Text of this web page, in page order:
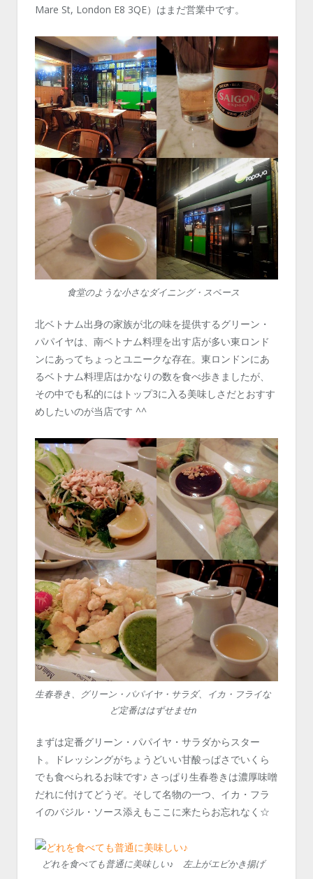
Mare St, London E8 3QE）はまだ営業中です。
食堂のような小さなダイニング・スペース
北ベトナム出身の家族が北の味を提供するグリーン・
パパイヤは、南ベトナム料理を出す店が多い東ロンド
ンにあってちょっとユニークな存在。東ロンドンにあ
るベトナム料理店はかなりの数を食べ歩きましたが、
その中でも私的にはトップ3に入る美味しさだとおすす
めしたいのが当店です ^^
生春巻き、グリーン・パパイヤ・サラダ、イカ・フライな
ど定番ははずせませn
まずは定番グリーン・パパイヤ・サラダからスター
ト。ドレッシングがちょうどいい甘酸っぱさでいくら
でも食べられるお味です♪ さっぱり生春巻きは濃厚味噌
だれに付けてどうぞ。そして名物の一つ、イカ・フラ
イのバジル・ソース添えもここに来たらお忘れなく☆
どれを食べても普通に美味しい♪ 左上がエビかき揚げ